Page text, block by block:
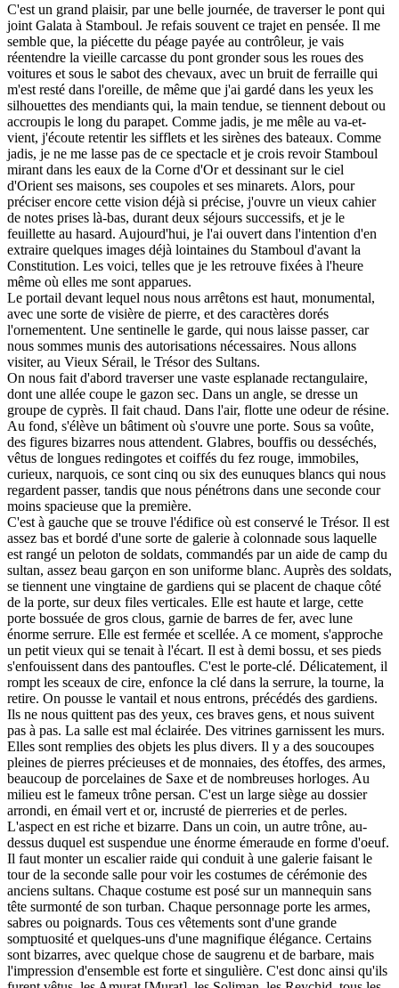
C'est un grand plaisir, par une belle journée, de traverser le pont qui
joint Galata à Stamboul. Je refais souvent ce trajet en pensée. Il me
semble que, la piécette du péage payée au contrôleur, je vais
réentendre la vieille carcasse du pont gronder sous les roues des
voitures et sous le sabot des chevaux, avec un bruit de ferraille qui
m'est resté dans l'oreille, de même que j'ai gardé dans les yeux les
silhouettes des mendiants qui, la main tendue, se tiennent debout ou
accroupis le long du parapet. Comme jadis, je me mêle au va-et-
vient, j'écoute retentir les sifflets et les sirènes des bateaux. Comme
jadis, je ne me lasse pas de ce spectacle et je crois revoir Stamboul
mirant dans les eaux de la Corne d'Or et dessinant sur le ciel
d'Orient ses maisons, ses coupoles et ses minarets. Alors, pour
préciser encore cette vision déjà si précise, j'ouvre un vieux cahier
de notes prises là-bas, durant deux séjours successifs, et je le
feuillette au hasard. Aujourd'hui, je l'ai ouvert dans l'intention d'en
extraire quelques images déjà lointaines du Stamboul d'avant la
Constitution. Les voici, telles que je les retrouve fixées à l'heure
même où elles me sont apparues.
Le portail devant lequel nous nous arrêtons est haut, monumental,
avec une sorte de visière de pierre, et des caractères dorés
l'ornementent. Une sentinelle le garde, qui nous laisse passer, car
nous sommes munis des autorisations nécessaires. Nous allons
visiter, au Vieux Sérail, le Trésor des Sultans.
On nous fait d'abord traverser une vaste esplanade rectangulaire,
dont une allée coupe le gazon sec. Dans un angle, se dresse un
groupe de cyprès. Il fait chaud. Dans l'air, flotte une odeur de résine.
Au fond, s'élève un bâtiment où s'ouvre une porte. Sous sa voûte,
des figures bizarres nous attendent. Glabres, bouffis ou desséchés,
vêtus de longues redingotes et coiffés du fez rouge, immobiles,
curieux, narquois, ce sont cinq ou six des eunuques blancs qui nous
regardent passer, tandis que nous pénétrons dans une seconde cour
moins spacieuse que la première.
C'est à gauche que se trouve l'édifice où est conservé le Trésor. Il est
assez bas et bordé d'une sorte de galerie à colonnade sous laquelle
est rangé un peloton de soldats, commandés par un aide de camp du
sultan, assez beau garçon en son uniforme blanc. Auprès des soldats,
se tiennent une vingtaine de gardiens qui se placent de chaque côté
de la porte, sur deux files verticales. Elle est haute et large, cette
porte bossuée de gros clous, garnie de barres de fer, avec lune
énorme serrure. Elle est fermée et scellée. A ce moment, s'approche
un petit vieux qui se tenait à l'écart. Il est à demi bossu, et ses pieds
s'enfouissent dans des pantoufles. C'est le porte-clé. Délicatement, il
rompt les sceaux de cire, enfonce la clé dans la serrure, la tourne, la
retire. On pousse le vantail et nous entrons, précédés des gardiens.
Ils ne nous quittent pas des yeux, ces braves gens, et nous suivent
pas à pas. La salle est mal éclairée. Des vitrines garnissent les murs.
Elles sont remplies des objets les plus divers. Il y a des soucoupes
pleines de pierres précieuses et de monnaies, des étoffes, des armes,
beaucoup de porcelaines de Saxe et de nombreuses horloges. Au
milieu est le fameux trône persan. C'est un large siège au dossier
arrondi, en émail vert et or, incrusté de pierreries et de perles.
L'aspect en est riche et bizarre. Dans un coin, un autre trône, au-
dessus duquel est suspendue une énorme émeraude en forme d'oeuf.
Il faut monter un escalier raide qui conduit à une galerie faisant le
tour de la seconde salle pour voir les costumes de cérémonie des
anciens sultans. Chaque costume est posé sur un mannequin sans
tête surmonté de son turban. Chaque personnage porte les armes,
sabres ou poignards. Tous ces vêtements sont d'une grande
somptuosité et quelques-uns d'une magnifique élégance. Certains
sont bizarres, avec quelque chose de saugrenu et de barbare, mais
l'impression d'ensemble est forte et singulière. C'est donc ainsi qu'ils